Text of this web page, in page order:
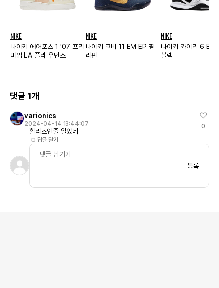
NIKE
나이키 에어포스 1 '07 프리
미엄 LA 플리 우먼스
NIKE
나이키 코비 11 EM EP 필
리핀
NIKE
나이키 카이리 6 EP
블랙
댓글 1개
varionics
2024-04-14 13:44:07
힐리스인줄 알았네
답글 달기
0
등록